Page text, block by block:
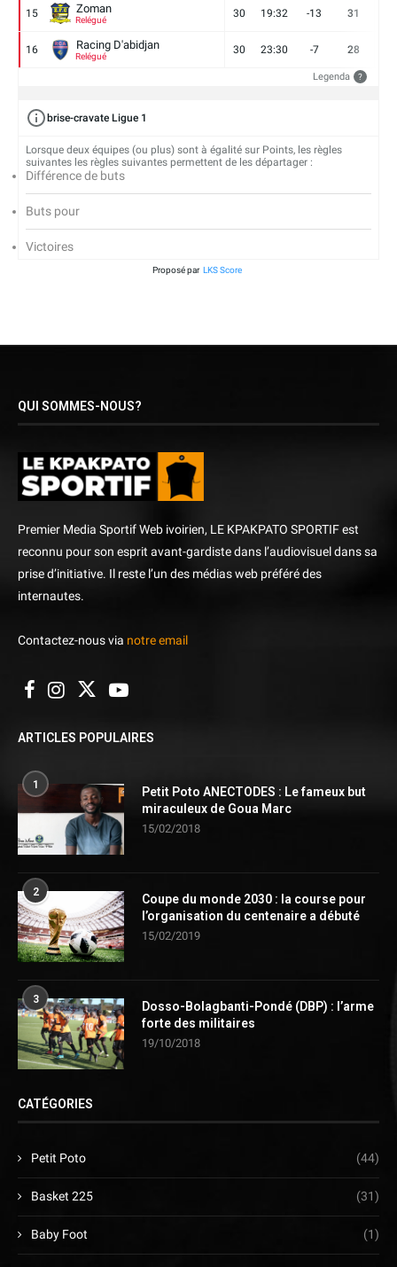
15 Zoman
Relégué
30 19:32 -13 31
16 Racing D'abidjan
Relégué
30 23:30 -7 28
Legenda ?
brise-cravate Ligue 1
Lorsque deux équipes (ou plus) sont à égalité sur Points, les règles
suivantes les règles suivantes permettent de les départager :
Différence de buts
Buts pour
Victoires
Proposé par LKS Score
QUI SOMMES-NOUS?
Premier Media Sportif Web ivoirien, LE KPAKPATO SPORTIF est
reconnu pour son esprit avant-gardiste dans l’audiovisuel dans sa
prise d’initiative. Il reste l’un des médias web préféré des
internautes.
Contactez-nous via notre email
ARTICLES POPULAIRES
1
Petit Poto ANECTODES : Le fameux but
miraculeux de Goua Marc
15/02/2018
2
Coupe du monde 2030 : la course pour
l’organisation du centenaire a débuté
15/02/2019
3
Dosso-Bolagbanti-Pondé (DBP) : l’arme
forte des militaires
19/10/2018
CATÉGORIES
Petit Poto (44)
Basket 225 (31)
Baby Foot (1)